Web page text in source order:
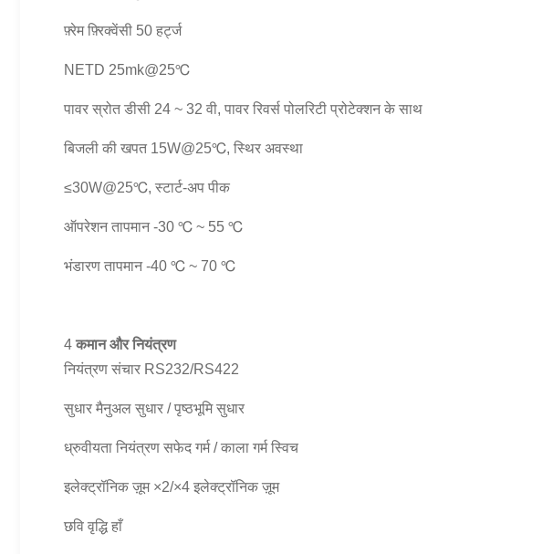
फ़्रेम फ़्रिक्वेंसी 50 हर्ट्ज
NETD 25mk@25℃
पावर स्रोत डीसी 24 ~ 32 वी, पावर रिवर्स पोलरिटी प्रोटेक्शन के साथ
बिजली की खपत 15W@25℃, स्थिर अवस्था
≤30W@25℃, स्टार्ट-अप पीक
ऑपरेशन तापमान -30 ℃ ~ 55 ℃
भंडारण तापमान -40 ℃ ~ 70 ℃
4 कमान और नियंत्रण
नियंत्रण संचार RS232/RS422
सुधार मैनुअल सुधार / पृष्ठभूमि सुधार
ध्रुवीयता नियंत्रण सफेद गर्म / काला गर्म स्विच
इलेक्ट्रॉनिक ज़ूम ×2/×4 इलेक्ट्रॉनिक ज़ूम
छवि वृद्धि हाँ